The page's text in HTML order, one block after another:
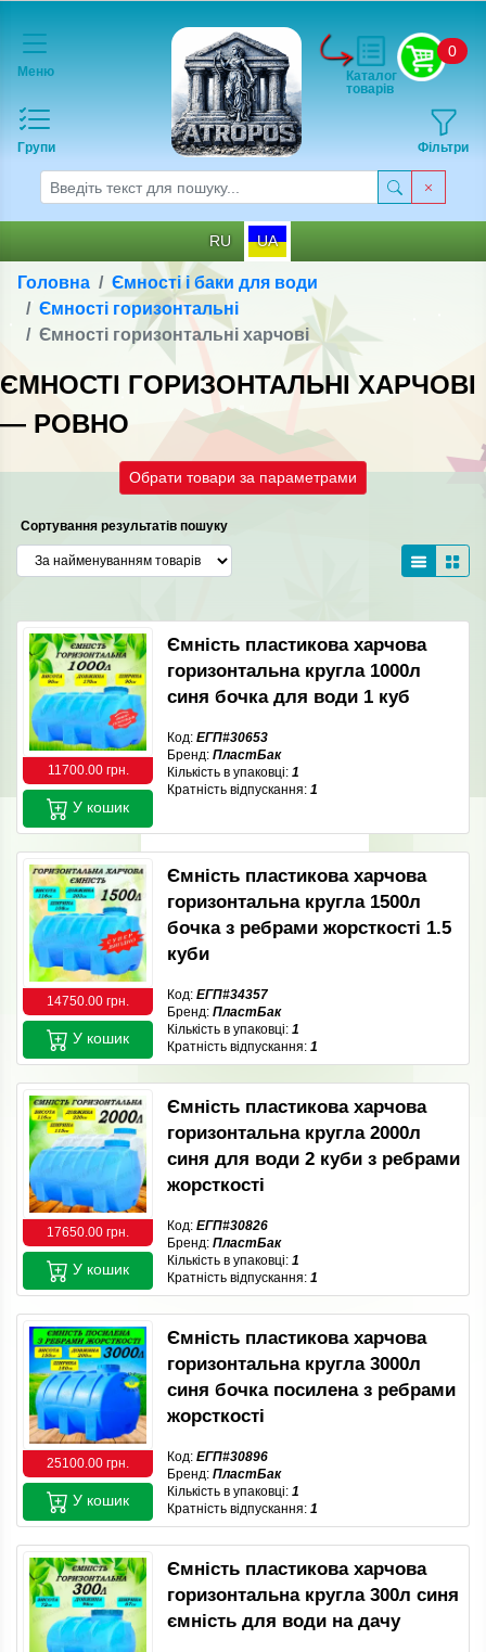
Меню
Групи
0
Фільтри
Каталог
товарів
RU UA
Головна
Ємності і баки для води
Ємності горизонтальні
Ємності горизонтальні харчові
ЄМНОСТІ ГОРИЗОНТАЛЬНІ ХАРЧОВІ
— РОВНО
Обрати товари за параметрами
Сортування результатів пошуку
11700.00 грн.
Ємність пластикова харчова
горизонтальна кругла 1000л
синя бочка для води 1 куб
Код: ЕГП#30653
Бренд: ПластБак
Кількість в упаковці: 1
Кратність відпускання: 1
У кошик
14750.00 грн.
Ємність пластикова харчова
горизонтальна кругла 1500л
бочка з ребрами жорсткості 1.5
куби
Код: ЕГП#34357
Бренд: ПластБак
Кількість в упаковці: 1
Кратність відпускання: 1
У кошик
17650.00 грн.
Ємність пластикова харчова
горизонтальна кругла 2000л
синя для води 2 куби з ребрами
жорсткості
Код: ЕГП#30826
Бренд: ПластБак
Кількість в упаковці: 1
Кратність відпускання: 1
У кошик
25100.00 грн.
Ємність пластикова харчова
горизонтальна кругла 3000л
синя бочка посилена з ребрами
жорсткості
Код: ЕГП#30896
Бренд: ПластБак
Кількість в упаковці: 1
Кратність відпускання: 1
У кошик
Ємність пластикова харчова
горизонтальна кругла 300л синя
ємність для води на дачу